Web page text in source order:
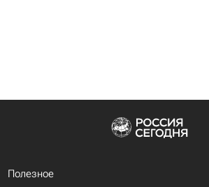
Полезное